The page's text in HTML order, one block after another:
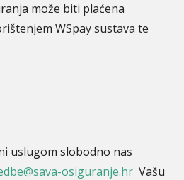
može biti plaćena
WSpay sustava te
uslugom slobodno nas
osiguranje.hr Vašu